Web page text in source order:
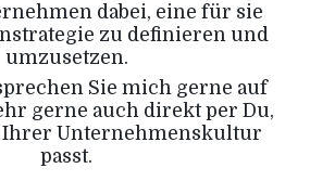
dabei, eine für sie
zu definieren und
umzusetzen.
Sie mich gerne auf
gerne auch direkt per Du,
Ihrer Unternehmenskultur
passt.